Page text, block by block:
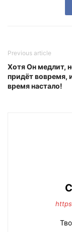
Previous article
Хотя Он медлит,
придёт вовремя,
время настало!